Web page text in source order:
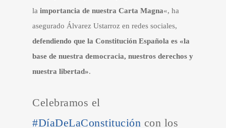
la importancia de nuestra Carta Magna«, ha
asegurado Álvarez Ustarroz en redes sociales,
defendiendo que la Constitución Española es «la
base de nuestra democracia, nuestros derechos y
nuestra libertad».
Celebramos el
#DíaDeLaConstitución con los